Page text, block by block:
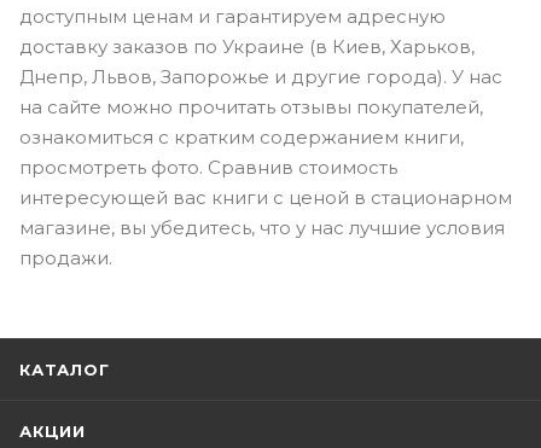
доступным ценам и гарантируем адресную
доставку заказов по Украине (в Киев, Харьков,
Днепр, Львов, Запорожье и другие города). У нас
на сайте можно прочитать отзывы покупателей,
ознакомиться с кратким содержанием книги,
просмотреть фото. Сравнив стоимость
интересующей вас книги с ценой в стационарном
магазине, вы убедитесь, что у нас лучшие условия
продажи.
КАТАЛОГ
АКЦИИ